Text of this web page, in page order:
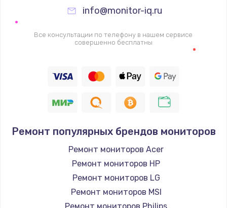
Ремонт цепей питания
2500 руб.
Заказать
Замена жесткого диска
Заказать
Установка драйверов
725 руб.
Заказать
Замена вебкамеры
info@monitor-iq.ru
Все консультации по телефону в нашем сервисе
совершенно бесплатны
Ремонт популярных брендов мониторов
Ремонт мониторов Acer
Ремонт мониторов HP
Ремонт мониторов LG
Ремонт мониторов MSI